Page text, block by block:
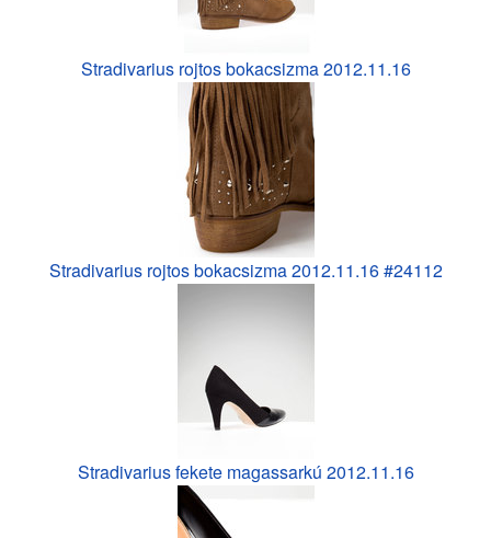
Stradivarius rojtos bokacsizma 2012.11.16
Stradivarius rojtos bokacsizma 2012.11.16 #24112
Stradivarius fekete magassarkú 2012.11.16